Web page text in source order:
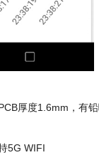
厚度1.6mm，有
5G WIFI